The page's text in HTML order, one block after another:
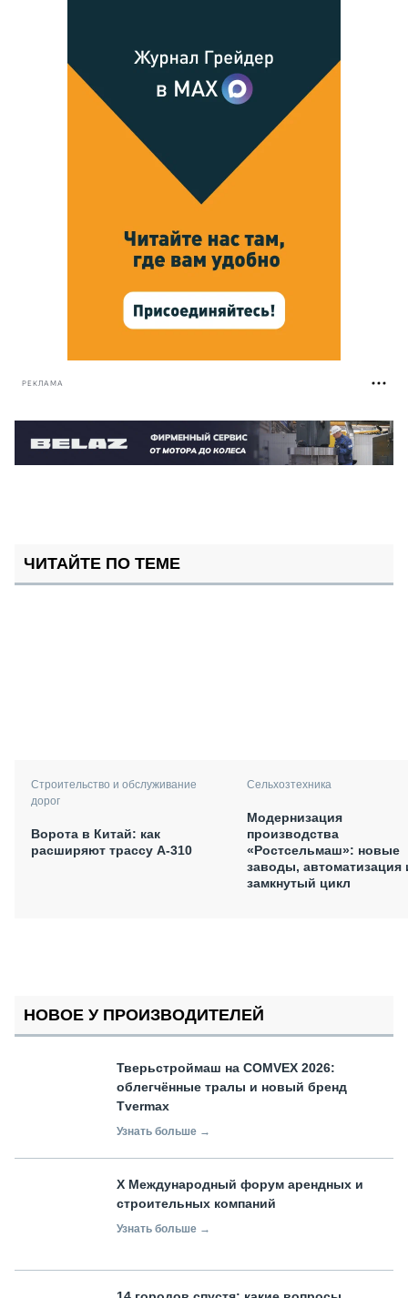
РЕКЛАМА
ЧИТАЙТЕ ПО ТЕМЕ
Строительство и обслуживание
дорог
Ворота в Китай: как
расширяют трассу А-310
Сельхозтехника
Модернизация
производства
«Ростсельмаш»: новые
заводы, автоматизация
замкнутый цикл
НОВОЕ У ПРОИЗВОДИТЕЛЕЙ
Тверьстроймаш на COMVEX 2026:
облегчённые тралы и новый бренд
Tvermax
Узнать больше →
X Международный форум арендных и
строительных компаний
Узнать больше →